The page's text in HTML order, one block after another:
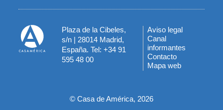
Plaza de la Cibeles,
s/n | 28014 Madrid,
España. Tel: +34 91
595 48 00
Menú
del
pie
Aviso legal
Canal
informantes
Contacto
Mapa web
© Casa de América, 2026